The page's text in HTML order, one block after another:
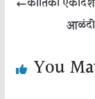
कार्तिकी
You